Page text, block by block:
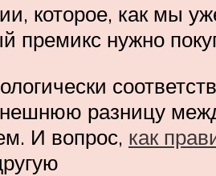
которое, как мы
нужно
разницу
И вопрос, как